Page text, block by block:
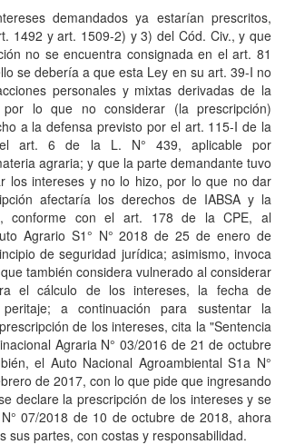
demandados ya estarían prescritos,
1492 y art. 1509-2) y 3) del Cód. Civ., y que
no se encuentra consignada en el art. 81
se debería a que esta Ley en su art. 39-I no
personales y mixtas derivadas de la
por lo que no considerar (la prescripción)
a la defensa previsto por el art. 115-I de la
el art. 6 de la L. N° 439, aplicable por
agraria; y que la parte demandante tuvo
los intereses y no lo hizo, por lo que no dar
afectaría los derechos de IABSA y la
conforme con el art. 178 de la CPE, al
Agrario S1° N° 2018 de 25 de enero de
de seguridad jurídica; asimismo, invoca
también considera vulnerado al considerar
el cálculo de los intereses, la fecha de
a continuación para sustentar la
de los intereses, cita la "Sentencia
Agraria N° 03/2016 de 21 de octubre
el Auto Nacional Agroambiental S1a N°
de 2017, con lo que pide que ingresando
declare la prescripción de los intereses y se
07/2018 de 10 de octubre de 2018, ahora
sus partes, con costas y responsabilidad.